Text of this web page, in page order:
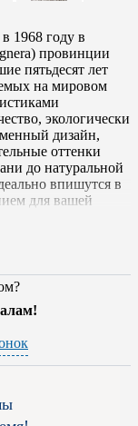
1968 году в
провинции
пятьдесят лет
на мировом
экологически
дизайн,
оттенки
до натуральной
впишутся в
для вашей
от легкой ткани
который
при
в том числе